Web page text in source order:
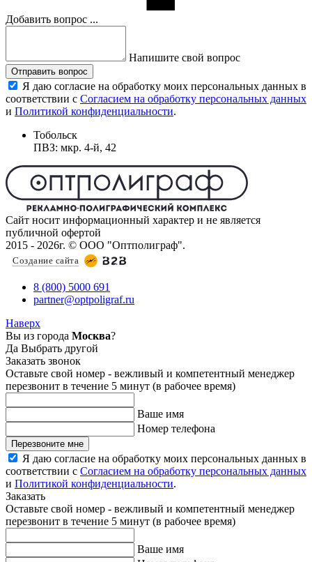
Добавить вопрос ...
Напишите свой вопрос
Отправить вопрос
Я даю согласие на обработку моих персональных данных в
соответствии с Согласием на обработку персональных данных
и Политикой конфиденциальности.
Тобольск
ПВЗ: мкр. 4-й, 42
Сайт носит информационный характер и не является
публичной офертой
2015 - 2026г. © ООО "Оптполиграф".
Создание сайта
8 (800) 5000 691
partner@optpoligraf.ru
Наверх
Вы из города Москва?
Да Выбрать другой
Заказать звонок
Оставьте свой номер - вежливый и компетентный менеджер
перезвонит в течение 5 минут (в рабочее время)
Ваше имя
Номер телефона
Перезвоните мне
Я даю согласие на обработку моих персональных данных в
соответствии с Согласием на обработку персональных данных
и Политикой конфиденциальности.
Заказать
Оставьте свой номер - вежливый и компетентный менеджер
перезвонит в течение 5 минут (в рабочее время)
Ваше имя